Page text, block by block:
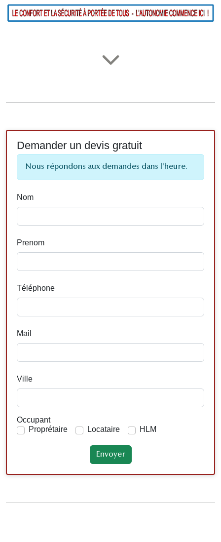
Demander un devis gratuit
Nous répondons aux demandes dans l'heure.
Nom
Prenom
Téléphone
Mail
Ville
Occupant
Proprétaire
Locataire HLM